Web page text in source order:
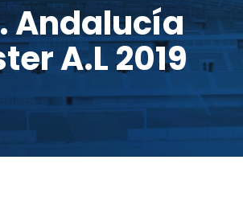
Andalucía
A.L 2019